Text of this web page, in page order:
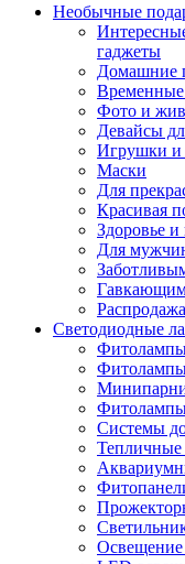
Необычные
гаджеты
Домашние
Временные
Фото и
Девайсы
Игрушки и
Маски
Для
Красивая
Здоровье и
Для
Распродажа
Светодиодные
Фитолампы
Системы
Тепличные
Освещение